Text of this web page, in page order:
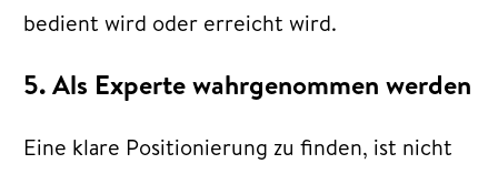
bedient wird oder erreicht wird.
5. Als Experte wahrgenommen werden
Eine klare Positionierung zu finden, ist nicht